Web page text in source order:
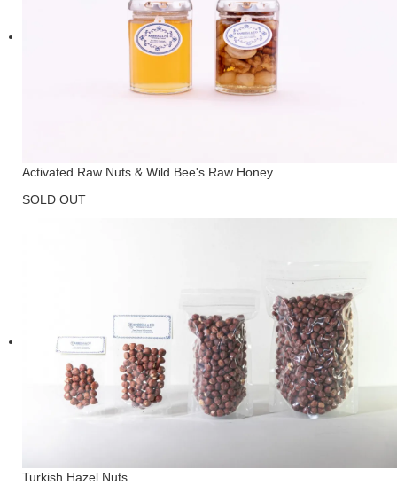
Activated Raw Nuts & Wild Bee's Raw Honey
SOLD OUT
Turkish Hazel Nuts